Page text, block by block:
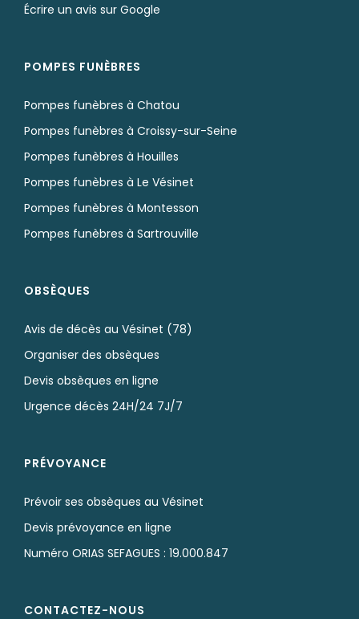
Écrire un avis sur Google
POMPES FUNÈBRES
Pompes funèbres à Chatou
Pompes funèbres à Croissy-sur-Seine
Pompes funèbres à Houilles
Pompes funèbres à Le Vésinet
Pompes funèbres à Montesson
Pompes funèbres à Sartrouville
OBSÈQUES
Avis de décès au Vésinet (78)
Organiser des obsèques
Devis obsèques en ligne
Urgence décès 24H/24 7J/7
PRÉVOYANCE
Prévoir ses obsèques au Vésinet
Devis prévoyance en ligne
Numéro ORIAS SEFAGUES : 19.000.847
CONTACTEZ-NOUS